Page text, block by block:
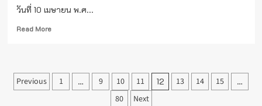
วันที่ 10 เมษายน พ.ศ...
Read MoreRead
ผู้
บริหาร
Posts
Previous 1 … 9 10 11 12 13 14 15 …
80 Next